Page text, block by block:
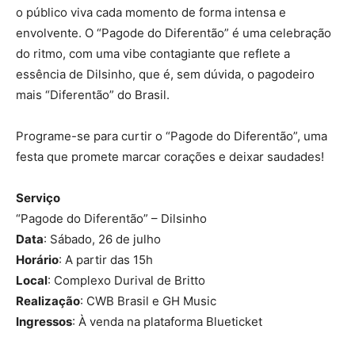
o público viva cada momento de forma intensa e
envolvente. O “Pagode do Diferentão” é uma celebração
do ritmo, com uma vibe contagiante que reflete a
essência de Dilsinho, que é, sem dúvida, o pagodeiro
mais “Diferentão” do Brasil.
Programe-se para curtir o “Pagode do Diferentão”, uma
festa que promete marcar corações e deixar saudades!
Serviço
“Pagode do Diferentão” – Dilsinho
Data: Sábado, 26 de julho
Horário: A partir das 15h
Local: Complexo Durival de Britto
Realização: CWB Brasil e GH Music
Ingressos: À venda na plataforma Blueticket